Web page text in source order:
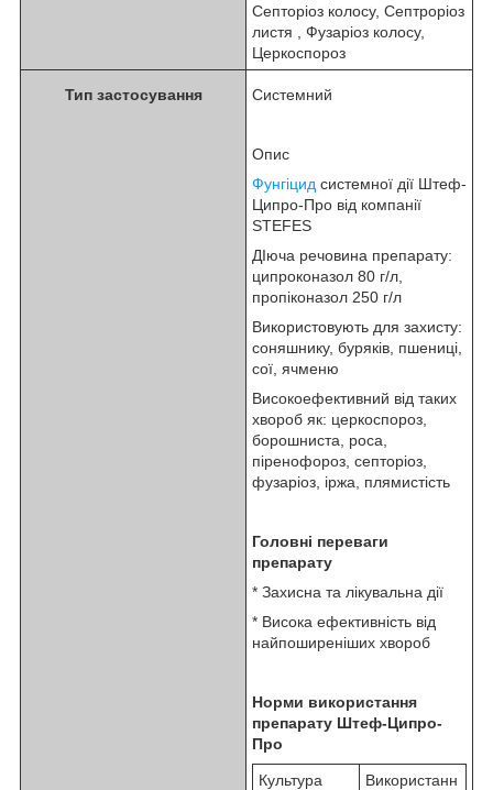
Септоріоз колосу, Септроріоз
листя , Фузаріоз колосу,
Церкоспороз
Тип застосування Системний
Опис
Фунгіцид системної дії Штеф-
Ципро-Про від компанії
STEFES
ДІюча речовина препарату:
ципроконазол 80 г/л,
пропіконазол 250 г/л
Використовують для захисту:
соняшнику, буряків, пшениці,
сої, ячменю
Високоефективний від таких
хвороб як: церкоспороз,
борошниста, роса,
піренофороз, септоріоз,
фузаріоз, іржа, плямистість
Головні переваги
препарату
* Захисна та лікувальна дії
* Висока ефективність від
найпоширеніших хвороб
Норми використання
препарату Штеф-Ципро-
Про
Культура Використанн